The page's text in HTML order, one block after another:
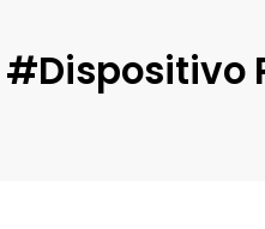
#Dispositivo